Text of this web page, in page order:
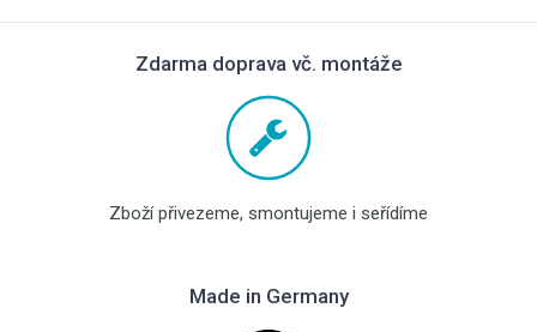
Zdarma doprava vč. montáže
Zboží přivezeme, smontujeme i seřídíme
Made in Germany